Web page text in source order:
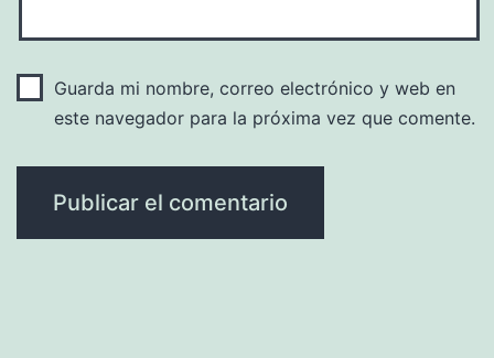
Guarda mi nombre, correo electrónico y web en
este navegador para la próxima vez que comente.